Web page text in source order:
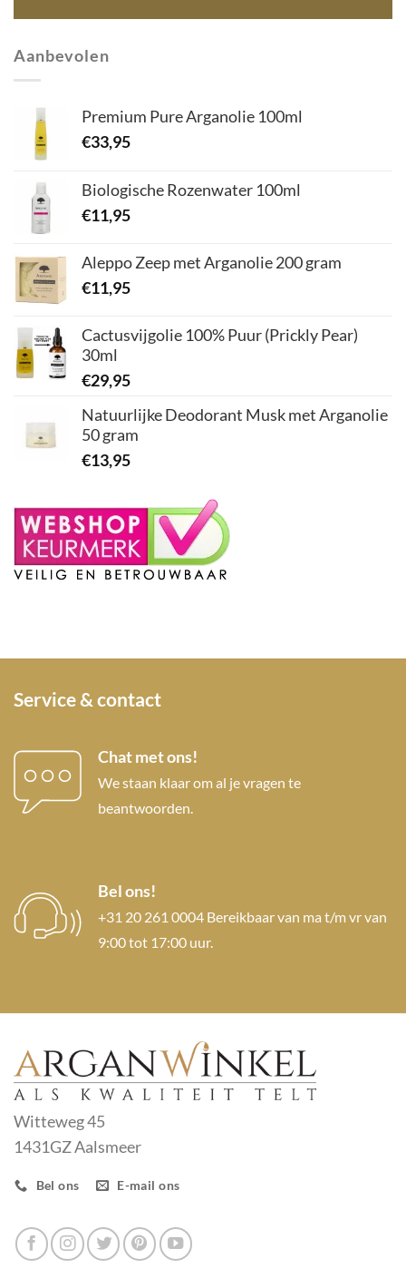
Aanbevolen
Premium Pure Arganolie 100ml
€33,95
Biologische Rozenwater 100ml
€11,95
Aleppo Zeep met Arganolie 200 gram
€11,95
Cactusvijgolie 100% Puur (Prickly Pear)
30ml
€29,95
Natuurlijke Deodorant Musk met Arganolie
50 gram
€13,95
Service & contact
Chat met ons!
We staan klaar om al je vragen te
beantwoorden.
Bel ons!
+31 20 261 0004 Bereikbaar van ma t/m vr van
9:00 tot 17:00 uur.
Witteweg 45
1431GZ Aalsmeer
Bel ons E-mail ons